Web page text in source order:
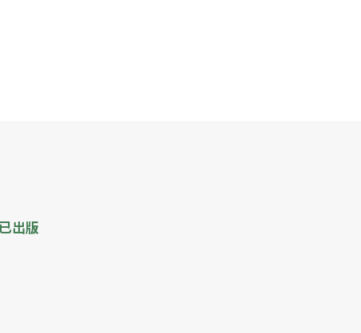
出版